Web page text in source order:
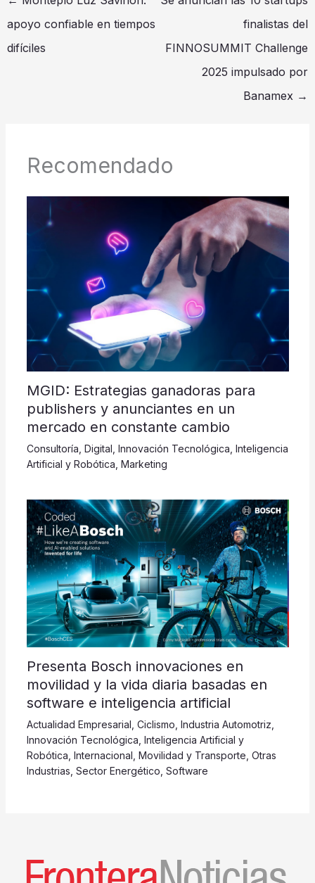
apoyo confiable en tiempos
difíciles
finalistas del
FINNOSUMMIT Challenge
2025 impulsado por
Banamex →
Recomendado
MGID: Estrategias ganadoras para
publishers y anunciantes en un
mercado en constante cambio
Consultoría Digital Innovación Tecnológica Inteligencia
Artificial y Robótica Marketing
Presenta Bosch innovaciones en
movilidad y la vida diaria basadas en
software e inteligencia artificial
Actualidad Empresarial Ciclismo Industria Automotriz
Innovación Tecnológica Inteligencia Artificial y
Robótica Internacional Movilidad y Transporte Otras
Industrias Sector Energético Software